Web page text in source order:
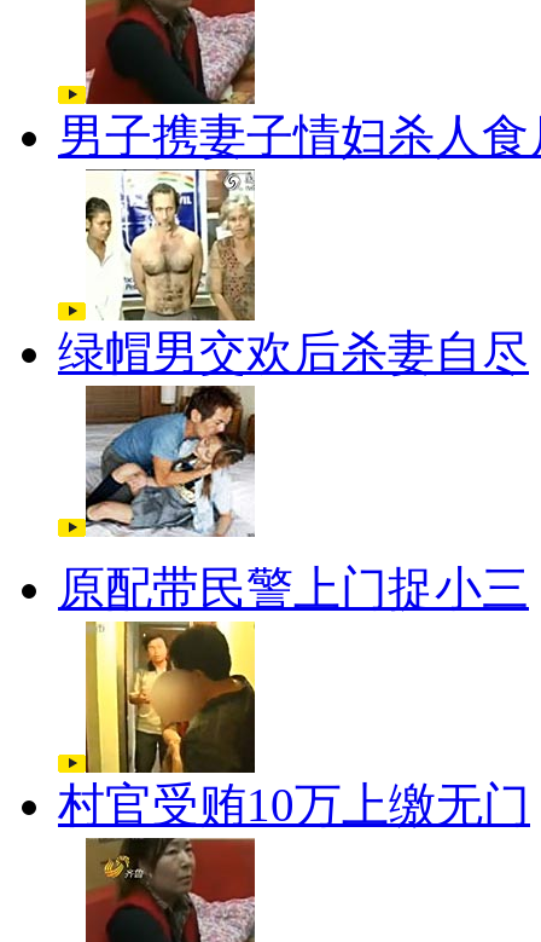
男子携妻子情妇杀人食
绿帽男交欢后杀妻自尽
原配带民警上门捉小三
村官受贿10万上缴无门